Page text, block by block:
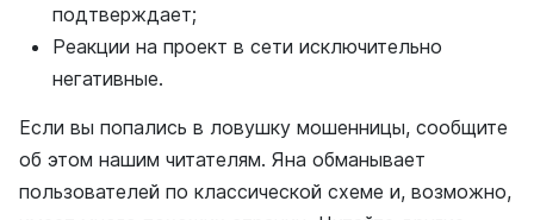
подтверждает;
Реакции на проект в сети исключительно
негативные.
Если вы попались в ловушку мошенницы, сообщите
об этом нашим читателям. Яна обманывает
пользователей по классической схеме и, возможно,